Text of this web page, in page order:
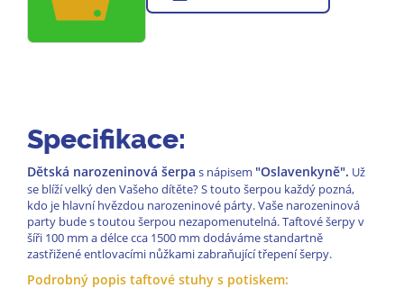
Specifikace:
Dětská narozeninová šerpa s nápisem "Oslavenkyně". Už
se blíží velký den Vašeho dítěte? S touto šerpou každý pozná,
kdo je hlavní hvězdou narozeninové párty. Vaše narozeninová
party bude s toutou šerpou nezapomenutelná. Taftové šerpy v
šíři 100 mm a délce cca 1500 mm dodáváme standartně
zastřižené entlovacími nůžkami zabraňující třepení šerpy.
Podrobný popis taftové stuhy s potiskem: